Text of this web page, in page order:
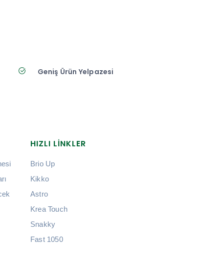
Geniş Ürün Yelpazesi
HIZLI LINKLER
Brio Up
Kikko
Astro
Krea Touch
Snakky
Fast 1050